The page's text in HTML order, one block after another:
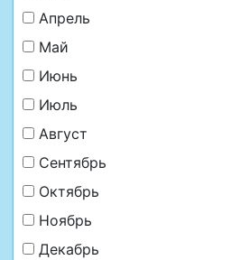
Апрель
Май
Июнь
Июль
Август
Сентябрь
Октябрь
Ноябрь
Декабрь